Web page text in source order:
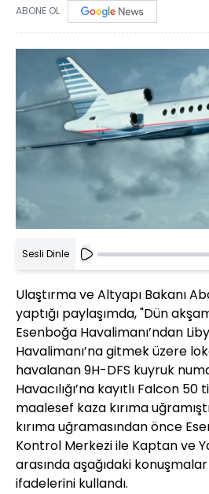
ABONE OL
Sesli Dinle
Ulaştırma ve Altyapı Bakanı
yaptığı paylaşımda, "Dün
Esenboğa Havalimanı’ndan
Havalimanı’na gitmek üzere
havalanan 9H-DFS kuyruk
Havacılığı’na kayıtlı Falcon
maalesef kaza kırıma
kırıma uğramasından önce
Kontrol Merkezi ile Kaptan ve
arasında aşağıdaki
ifadelerini kullandı.